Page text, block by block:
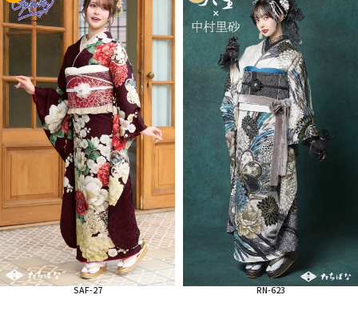
SAF-27 RN-623